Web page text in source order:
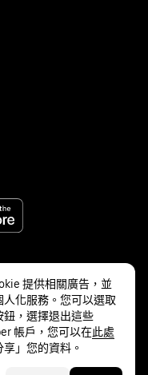
提供相關廣告，並
化服務。您可以選取
鈕，選擇退出這些
帳戶，您可以在此處
」您的資料。